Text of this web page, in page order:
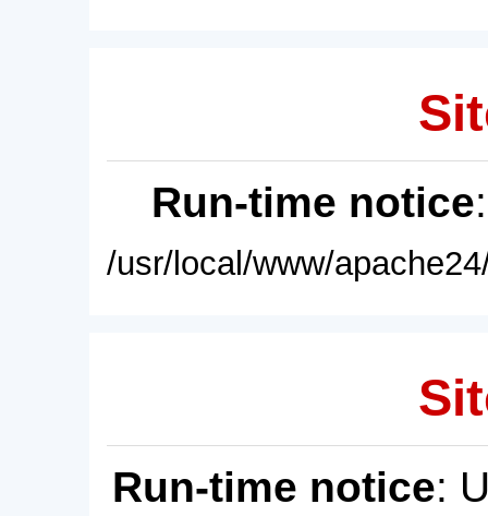
Run-time notice
/usr/local/www/
Run-time notice: